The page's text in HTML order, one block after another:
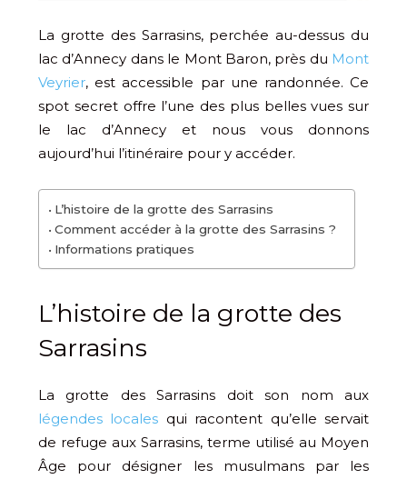
La grotte des Sarrasins, perchée au-dessus du
lac d’Annecy dans le Mont Baron, près du Mont
Veyrier, est accessible par une randonnée. Ce
spot secret offre l’une des plus belles vues sur
le lac d’Annecy et nous vous donnons
aujourd’hui l’itinéraire pour y accéder.
L’histoire de la grotte des Sarrasins
Comment accéder à la grotte des Sarrasins ?
Informations pratiques
L’histoire de la grotte des
Sarrasins
La grotte des Sarrasins doit son nom aux
légendes locales qui racontent qu’elle servait
de refuge aux Sarrasins, terme utilisé au Moyen
Âge pour désigner les musulmans par les